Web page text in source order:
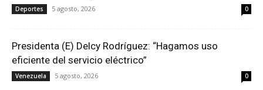
Deportes 5 agosto, 2026 0
Presidenta (E) Delcy Rodríguez: “Hagamos uso
eficiente del servicio eléctrico”
Venezuela 5 agosto, 2026 0